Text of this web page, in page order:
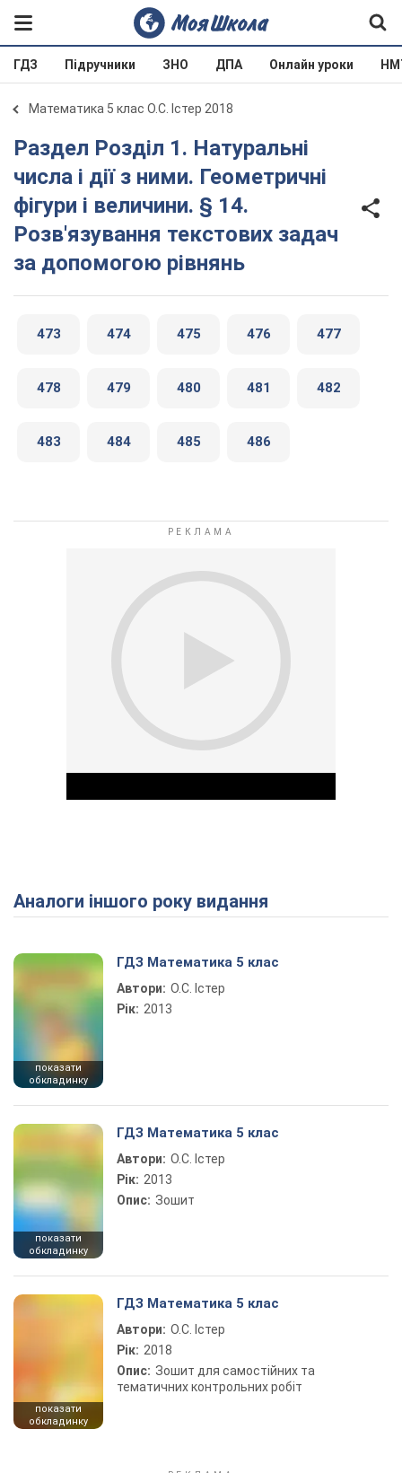
ГДЗ Підручники ЗНО ДПА Онлайн уроки
Математика 5 клас О.С. Істер 2018
Раздел Розділ 1. Натуральні
числа і дії з ними. Геометричні
фігури і величини. § 14.
Розв'язування текстових задач
за допомогою рівнянь
473 474 475 476 477
478 479 480 481 482
483 484 485 486
Play Video
Аналоги іншого року видання
показати
обкладинку
ГДЗ Математика 5 клас
Автори: О.С. Істер
Рік: 2013
показати
обкладинку
ГДЗ Математика 5 клас
Автори: О.С. Істер
Рік: 2013
Опис: Зошит
показати
обкладинку
ГДЗ Математика 5 клас
Автори: О.С. Істер
Рік: 2018
Опис: Зошит для самостійних та
тематичних контрольних робіт